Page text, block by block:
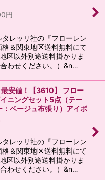
円
レッリ社の『フローレン
＆関東地区送料無料にて
区以外別途送料掛かりま
わせください。）&n…
安値！【3610】 フロー
ニングセット5点（テー
ベージュ布張り）アイボ
レッリ社の『フローレン
＆関東地区送料無料にて
区以外別途送料掛かりま
わせください。）&n…